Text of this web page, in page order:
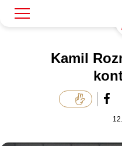
Kamil